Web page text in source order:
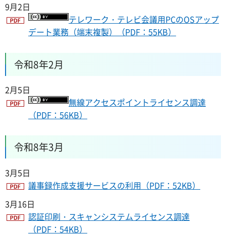
9月2日
テレワーク・テレビ会議用PCのOSアップ
デート業務（端末複製）（PDF：55KB）
令和8年2月
2月5日
無線アクセスポイントライセンス調達
（PDF：56KB）
令和8年3月
3月5日
議事録作成支援サービスの利用（PDF：52KB）
3月16日
認証印刷・スキャンシステムライセンス調達
（PDF：54KB）